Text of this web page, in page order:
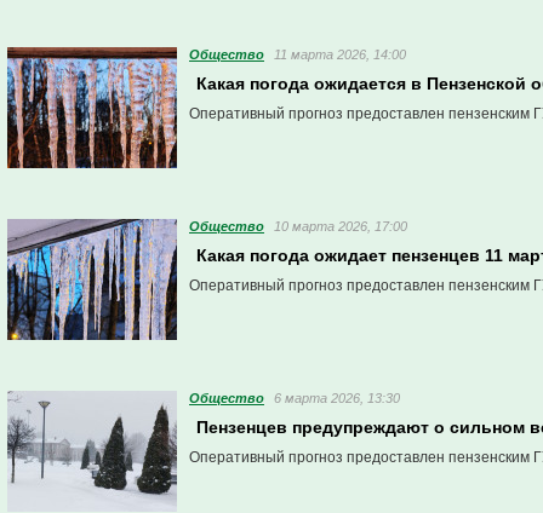
Общество 11 марта 2026, 14:00
Какая погода ожидается в Пензенской
Оперативный прогноз предоставлен пензенским
Общество 10 марта 2026, 17:00
Какая погода ожидает пензенцев 11
Оперативный прогноз предоставлен пензенским
Общество 6 марта 2026, 13:30
Пензенцев предупреждают о сильном
Оперативный прогноз предоставлен пензенским